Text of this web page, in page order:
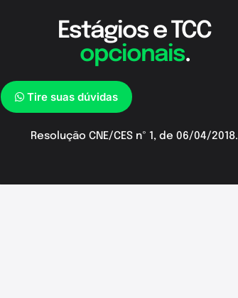
Estágios e TCC
opcionais.
Tire suas dúvidas
Resolução CNE/CES nº 1, de 06/04/2018.